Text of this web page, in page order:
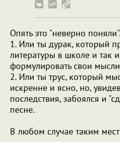
Опять это "неверно поняли".
1. Или ты дурак, который
литературы в школе и так
формулировать свои
2. Или ты трус, который
искренне и ясно, но,
последствия, забоялся и
песне.
В любом случае таким